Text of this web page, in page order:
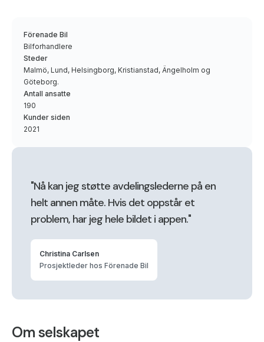
Förenade Bil
Bilforhandlere
Steder
Malmö, Lund, Helsingborg, Kristianstad, Ängelholm og
Göteborg.
Antall ansatte
190
Kunder siden
2021
"Nå kan jeg støtte avdelingslederne på en
helt annen måte. Hvis det oppstår et
problem, har jeg hele bildet i appen."
Christina Carlsen
Prosjektleder hos Förenade Bil
Om selskapet